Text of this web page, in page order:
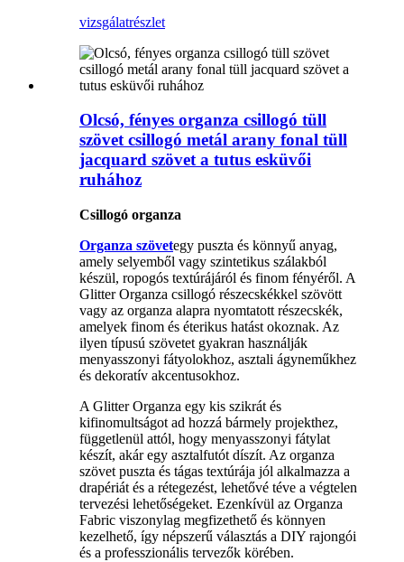
vizsgálatrészlet
Olcsó, fényes organza csillogó tüll
szövet csillogó metál arany fonal tüll
jacquard szövet a tutus esküvői
ruhához
Csillogó organza
Organza szövetegy puszta és könnyű anyag,
amely selyemből vagy szintetikus szálakból
készül, ropogós textúrájáról és finom fényéről. A
Glitter Organza csillogó részecskékkel szövött
vagy az organza alapra nyomtatott részecskék,
amelyek finom és éterikus hatást okoznak. Az
ilyen típusú szövetet gyakran használják
menyasszonyi fátyolokhoz, asztali ágyneműkhez
és dekoratív akcentusokhoz.
A Glitter Organza egy kis szikrát és
kifinomultságot ad hozzá bármely projekthez,
függetlenül attól, hogy menyasszonyi fátylat
készít, akár egy asztalfutót díszít. Az organza
szövet puszta és tágas textúrája jól alkalmazza a
drapériát és a rétegezést, lehetővé téve a végtelen
tervezési lehetőségeket. Ezenkívül az Organza
Fabric viszonylag megfizethető és könnyen
kezelhető, így népszerű választás a DIY rajongói
és a professzionális tervezők körében.